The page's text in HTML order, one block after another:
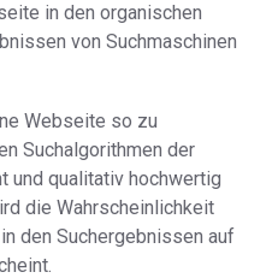
in den organischen
von Suchmaschinen
Webseite so zu
Suchalgorithmen der
und qualitativ hochwertig
die Wahrscheinlichkeit
den Suchergebnissen auf